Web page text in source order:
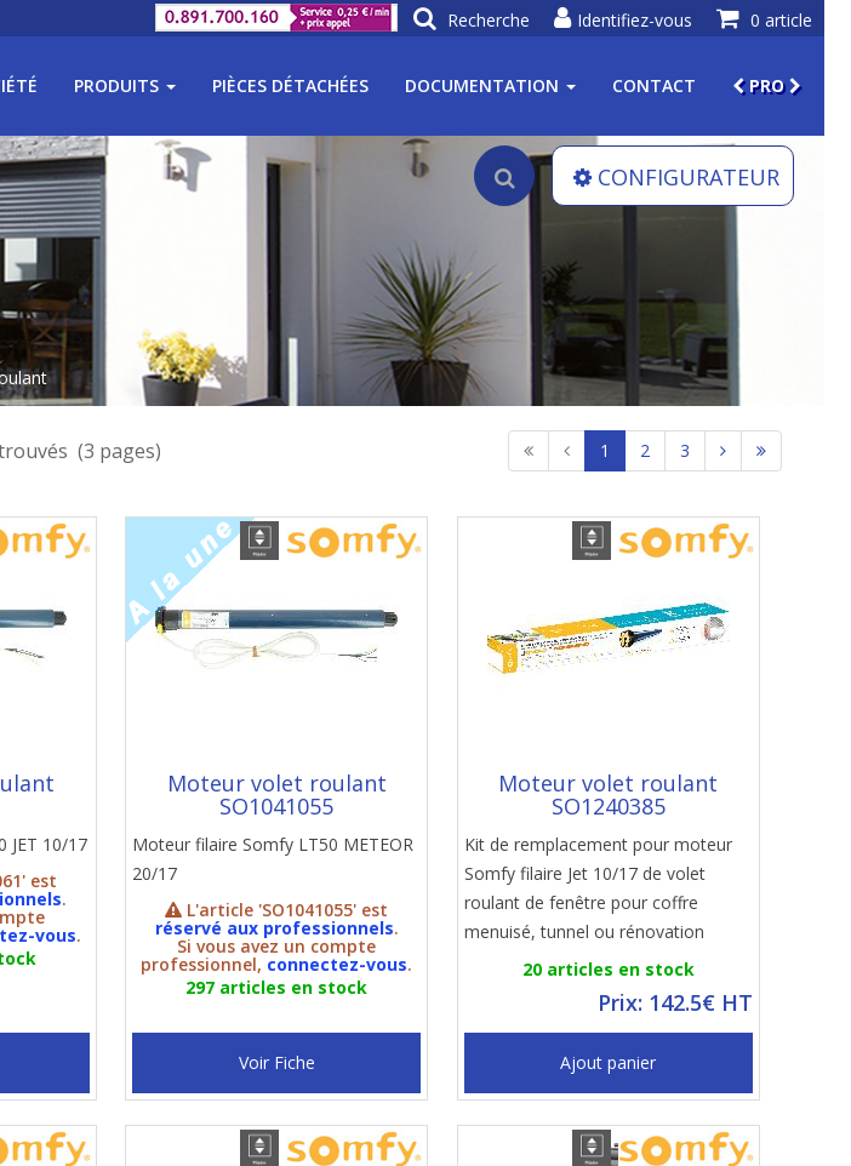
0 article
Identifiez-vous
Recherche
PRODUITS PIÈCES DÉTACHÉES DOCUMENTATION CONTACT PRO
CONFIGURATEUR
(3 pages) 1 2 3
JET 10/17
est
.
vous.
Moteur volet roulant
SO1041055
Moteur filaire Somfy LT50 METEOR
20/17
L'article 'SO1041055' est
réservé aux professionnels.
Si vous avez un compte
professionnel, connectez-vous.
297 articles en stock
Voir Fiche
Moteur volet roulant
SO1240385
Kit de remplacement pour moteur
Somfy filaire Jet 10/17 de volet
roulant de fenêtre pour coffre
menuisé, tunnel ou rénovation
20 articles en stock
Prix: 142.5€ HT
Ajout panier